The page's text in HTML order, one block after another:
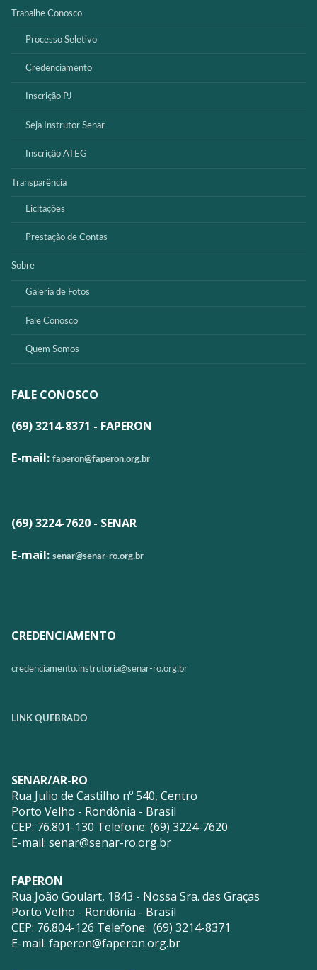
Trabalhe Conosco
Processo Seletivo
Credenciamento
Inscrição PJ
Seja Instrutor Senar
Inscrição ATEG
Transparência
Licitações
Prestação de Contas
Sobre
Galeria de Fotos
Fale Conosco
Quem Somos
FALE CONOSCO
(69) 3214-8371 - FAPERON
E-mail: faperon@faperon.org.br
(69) 3224-7620 - SENAR
E-mail: senar@senar-ro.org.br
CREDENCIAMENTO
credenciamento.instrutoria@senar-ro.org.br
LINK QUEBRADO
SENAR/AR-RO
Rua Julio de Castilho nº 540, Centro
Porto Velho - Rondônia - Brasil
CEP: 76.801-130 Telefone: (69) 3224-7620
E-mail: senar@senar-ro.org.br
FAPERON
Rua João Goulart, 1843 - Nossa Sra. das Graças
Porto Velho - Rondônia - Brasil
CEP: 76.804-126 Telefone: (69) 3214-8371
E-mail: faperon@faperon.org.br